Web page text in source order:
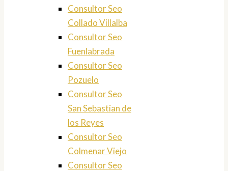
Consultor Seo
Collado Villalba
Consultor Seo
Fuenlabrada
Consultor Seo
Pozuelo
Consultor Seo
San Sebastian de
los Reyes
Consultor Seo
Colmenar Viejo
Consultor Seo